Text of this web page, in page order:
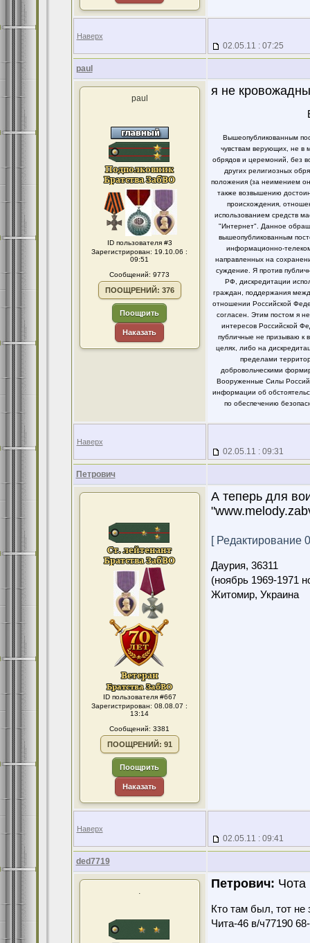
Наверх
02.05.11 : 07:25
paul
paul
ID пользователя #3
Зарегистрирован: 19.10.06 :
09:51
Сообщений: 9773
ПООЩРЕНИЙ: 376
Поощрить
Наказать
я не
Вышеопубликованным
чувствам верующих, не в
обрядов и церемоний, без
других религиозных
положения (за неимением
также возвышению
происхождения,
использованием средств
"Интернет". Данное
вышеопубликованным
информационно-
направленных на
суждение. Я против
РФ, дискредитации
граждан, поддержания
отношении Российской
согласен. Этим постом я
интересов Российской
публичные не призываю к
целях, либо на
пределами
добровольческими
Вооруженные Силы
информации об
по обеспечению
Наверх
02.05.11 : 09:31
Петрович
ID пользователя #667
Зарегистрирован: 08.08.07 :
13:14
Сообщений: 3381
ПООЩРЕНИЙ: 91
Поощрить
Наказать
А теперь для
[ Редактирование
Даурия, 36311
(ноябрь 1969-1971
Житомир, Украина
Наверх
02.05.11 : 09:41
ded7719
.
Петрович: Чота
Кто там был, тот не
Чита-46 в/ч77190 68-